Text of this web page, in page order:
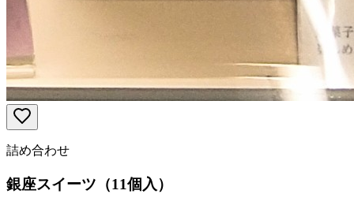
詰め合わせ
銀座スイーツ（11個入）